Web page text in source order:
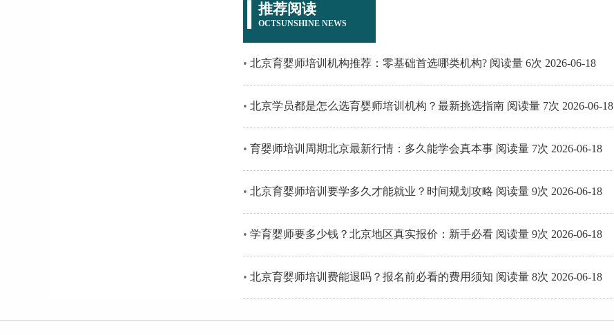
推荐阅读
OCTSUNSHINE NEWS
北京育婴师培训机构推荐：零基础首选哪类机构? 阅读量 6次 2026-06-18
北京学员都是怎么选育婴师培训机构？最新挑选指南 阅读量 7次 2026-06-18
育婴师培训周期北京最新行情：多久能学会真本事 阅读量 7次 2026-06-18
北京育婴师培训要学多久才能就业？时间规划攻略 阅读量 9次 2026-06-18
学育婴师要多少钱？北京地区真实报价：新手必看 阅读量 9次 2026-06-18
北京育婴师培训费能退吗？报名前必看的费用须知 阅读量 8次 2026-06-18